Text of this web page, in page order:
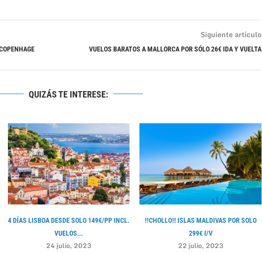
Siguiente artículo
VUELOS BARATOS A MALLORCA POR SÓLO 26€ IDA Y VUELTA
QUIZÁS TE INTERESE:
4 DÍAS LISBOA DESDE SOLO 149€/PP INCL.
VUELOS...
24 julio, 2023
!!CHOLLO‼ ISLAS MALDIVAS POR SOLO
299€ I/V
22 julio, 2023